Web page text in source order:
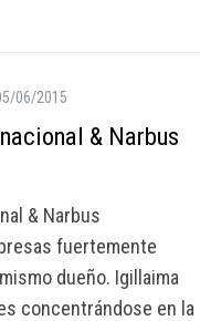
06/2015
& Narbus
& Narbus
fuertemente
dueño. Igillaima
concentrándose en la